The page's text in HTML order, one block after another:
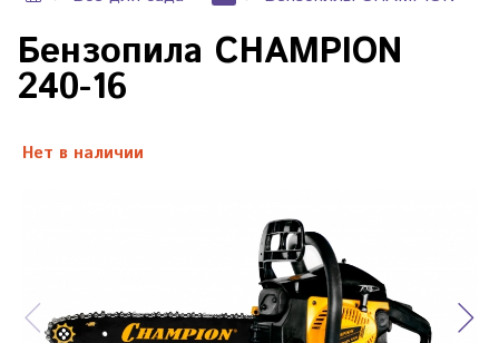
Бензопила CHAMPION
240-16
Нет в наличии